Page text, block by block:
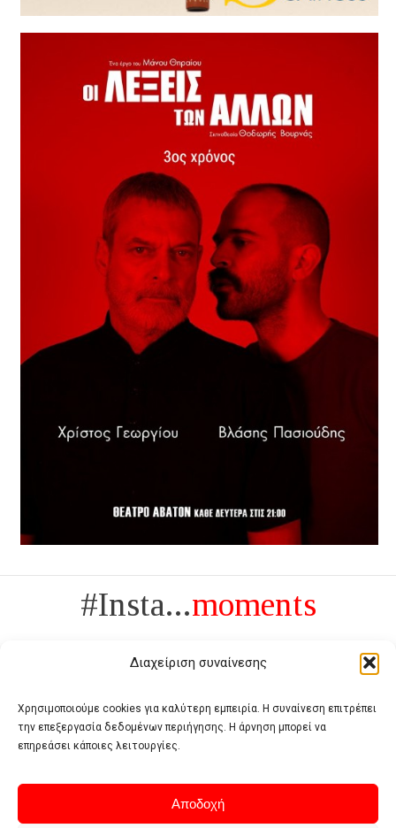
Διαχείριση συναίνεσης
Χρησιμοποιούμε cookies για καλύτερη εμπειρία. Η συναίνεση επιτρέπει
την επεξεργασία δεδομένων περιήγησης. Η άρνηση μπορεί να
επηρεάσει κάποιες λειτουργίες.
Αποδοχή
#Insta...moments
Πολυτέλεια δεν είναι το αντίθετο της ανέχειας, είναι το αντίθετο της